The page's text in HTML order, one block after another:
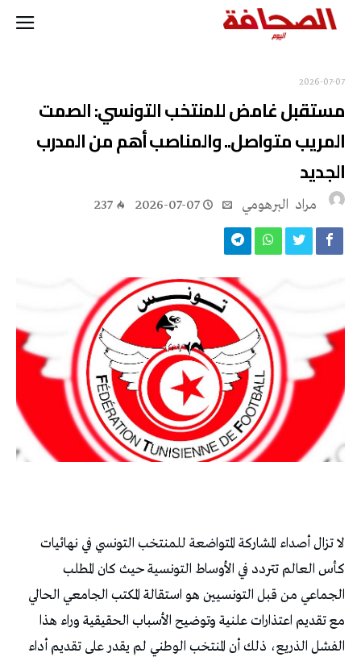
2026-07-07
مستقبل غامض للمنتخب التونسي: الصمت
المريب متواصل.. والمناصب أهم من المدرب
الجديد
مراد‭ ‬ البرهومي 2026-07-07
237
لا تزال أصداء المشاركة المتواضعة للمنتخب التونسي في نهائيات
كأس العالم تتردد في الأوساط التونسية حيث كان المطلب
الجماعي من قبل التونسيين هو استقالة المكتب الجامعي الحالي
مع تقديم اعتذارات علنية وتوضيح الأسباب الحقيقية وراء هذا
الفشل الذريع، ذلك أن المنتخب الوطني لم يقدر على تقديم أداء